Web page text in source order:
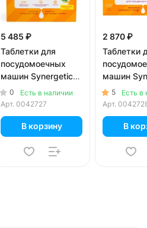
5 485 ₽
Таблетки для
посудомоечных
машин Synergetic
бесфосфатные 100
шт
0
Есть в наличии
Арт. 0042727
В корзину
2 870 ₽
Таблетки
машин
шт
5
Есть в
Арт.
В